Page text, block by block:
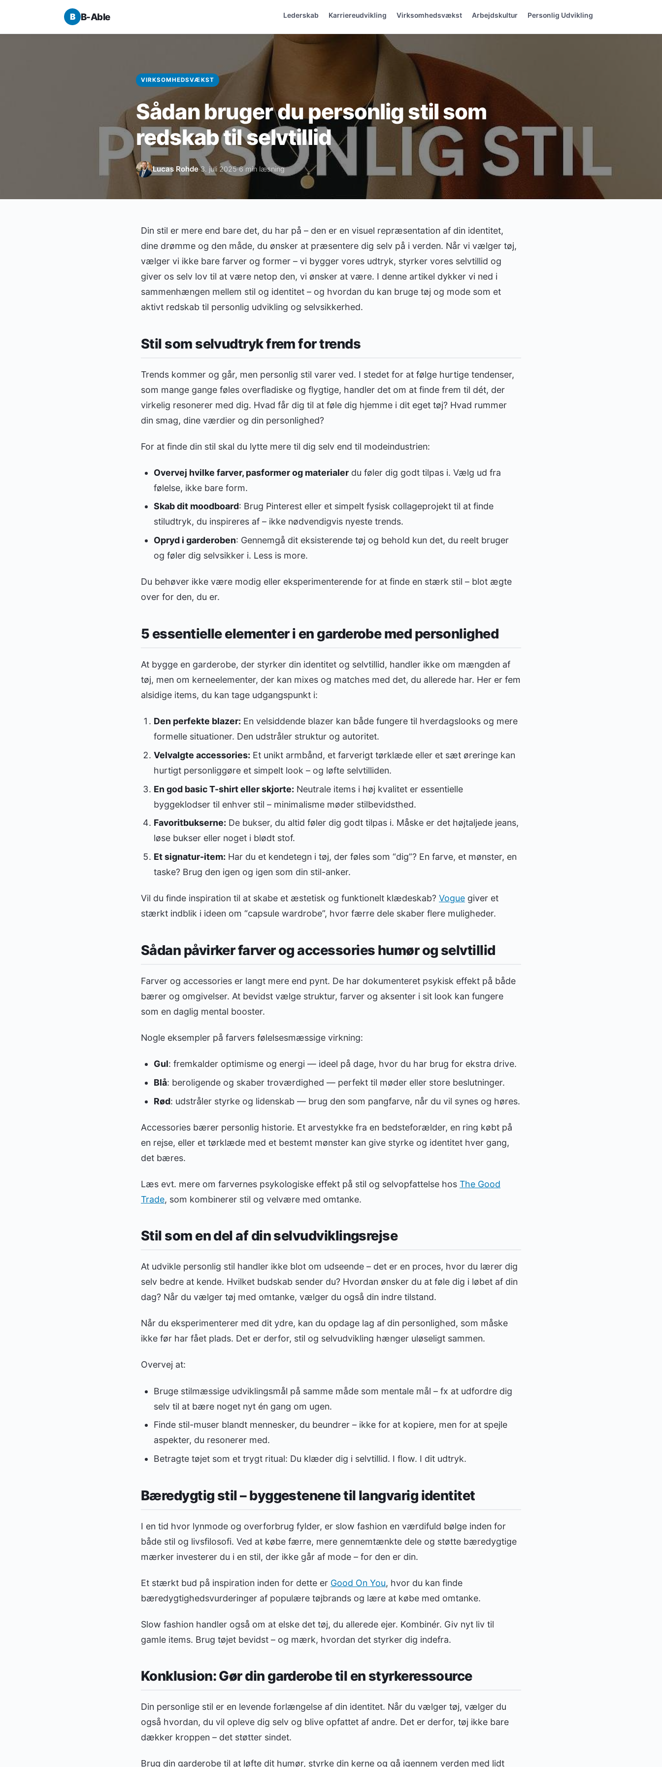
B-Able Lederskab Karriereudvikling Virksomhedsvækst Arbejdskultur Personlig Udvikling
VIRKSOMHEDSVÆKST
Sådan bruger du personlig stil som
redskab til selvtillid
Lucas Rohde·3. juli 2025·6 min læsning
Din stil er mere end bare det, du har på – den er en visuel repræsentation af din identitet,
dine drømme og den måde, du ønsker at præsentere dig selv på i verden. Når vi vælger tøj,
vælger vi ikke bare farver og former – vi bygger vores udtryk, styrker vores selvtillid og
giver os selv lov til at være netop den, vi ønsker at være. I denne artikel dykker vi ned i
sammenhængen mellem stil og identitet – og hvordan du kan bruge tøj og mode som et
aktivt redskab til personlig udvikling og selvsikkerhed.
Stil som selvudtryk frem for trends
Trends kommer og går, men personlig stil varer ved. I stedet for at følge hurtige tendenser,
som mange gange føles overfladiske og flygtige, handler det om at finde frem til dét, der
virkelig resonerer med dig. Hvad får dig til at føle dig hjemme i dit eget tøj? Hvad rummer
din smag, dine værdier og din personlighed?
For at finde din stil skal du lytte mere til dig selv end til modeindustrien:
Overvej hvilke farver, pasformer og materialerdu føler dig godt tilpas i. Vælg ud fra
følelse, ikke bare form.
Skab dit moodboard: Brug Pinterest eller et simpelt fysisk collageprojekt til at finde
stiludtryk, du inspireres af – ikke nødvendigvis nyeste trends.
Opryd i garderoben: Gennemgå dit eksisterende tøj og behold kun det, du reelt bruger
og føler dig selvsikker i. Less is more.
Du behøver ikke være modig eller eksperimenterende for at finde en stærk stil – blot ægte
over for den, du er.
5 essentielle elementer i en garderobe med personlighed
At bygge en garderobe, der styrker din identitet og selvtillid, handler ikke om mængden af
tøj, men om kerneelementer, der kan mixes og matches med det, du allerede har. Her er fem
alsidige items, du kan tage udgangspunkt i:
Den perfekte blazer: En velsiddende blazer kan både fungere til hverdagslooks og mere
formelle situationer. Den udstråler struktur og autoritet.
Velvalgte accessories: Et unikt armbånd, et farverigt tørklæde eller et sæt øreringe kan
hurtigt personliggøre et simpelt look – og løfte selvtilliden.
En god basic T-shirt eller skjorte: Neutrale items i høj kvalitet er essentielle
byggeklodser til enhver stil – minimalisme møder stilbevidsthed.
Favoritbukserne: De bukser, du altid føler dig godt tilpas i. Måske er det højtaljede jeans,
løse bukser eller noget i blødt stof.
Et signatur-item: Har du et kendetegn i tøj, der føles som “dig”? En farve, et mønster, en
taske? Brug den igen og igen som din stil-anker.
Vil du finde inspiration til at skabe et æstetisk og funktionelt klædeskab? Vogue giver et
stærkt indblik i ideen om “capsule wardrobe”, hvor færre dele skaber flere muligheder.
Sådan påvirker farver og accessories humør og selvtillid
Farver og accessories er langt mere end pynt. De har dokumenteret psykisk effekt på både
bærer og omgivelser. At bevidst vælge struktur, farver og aksenter i sit look kan fungere
som en daglig mental booster.
Nogle eksempler på farvers følelsesmæssige virkning:
Gul: fremkalder optimisme og energi — ideel på dage, hvor du har brug for ekstra drive.
Blå: beroligende og skaber troværdighed — perfekt til møder eller store beslutninger.
Rød: udstråler styrke og lidenskab — brug den som pangfarve, når du vil synes og høres.
Accessories bærer personlig historie. Et arvestykke fra en bedsteforælder, en ring købt på
en rejse, eller et tørklæde med et bestemt mønster kan give styrke og identitet hver gang,
det bæres.
Læs evt. mere om farvernes psykologiske effekt på stil og selvopfattelse hos The Good
Trade, som kombinerer stil og velvære med omtanke.
Stil som en del af din selvudviklingsrejse
At udvikle personlig stil handler ikke blot om udseende – det er en proces, hvor du lærer dig
selv bedre at kende. Hvilket budskab sender du? Hvordan ønsker du at føle dig i løbet af din
dag? Når du vælger tøj med omtanke, vælger du også din indre tilstand.
Når du eksperimenterer med dit ydre, kan du opdage lag af din personlighed, som måske
ikke før har fået plads. Det er derfor, stil og selvudvikling hænger uløseligt sammen.
Overvej at:
Bruge stilmæssige udviklingsmål på samme måde som mentale mål – fx at udfordre dig
selv til at bære noget nyt én gang om ugen.
Finde stil-muser blandt mennesker, du beundrer – ikke for at kopiere, men for at spejle
aspekter, du resonerer med.
Betragte tøjet som et trygt ritual: Du klæder dig i selvtillid. I flow. I dit udtryk.
Bæredygtig stil – byggestenene til langvarig identitet
I en tid hvor lynmode og overforbrug fylder, er slow fashion en værdifuld bølge inden for
både stil og livsfilosofi. Ved at købe færre, mere gennemtænkte dele og støtte bæredygtige
mærker investerer du i en stil, der ikke går af mode – for den er din.
Et stærkt bud på inspiration inden for dette er Good On You, hvor du kan finde
bæredygtighedsvurderinger af populære tøjbrands og lære at købe med omtanke.
Slow fashion handler også om at elske det tøj, du allerede ejer. Kombinér. Giv nyt liv til
gamle items. Brug tøjet bevidst – og mærk, hvordan det styrker dig indefra.
Konklusion: Gør din garderobe til en styrkeressource
Din personlige stil er en levende forlængelse af din identitet. Når du vælger tøj, vælger du
også hvordan, du vil opleve dig selv og blive opfattet af andre. Det er derfor, tøj ikke bare
dækker kroppen – det støtter sindet.
Brug din garderobe til at løfte dit humør, styrke din kerne og gå igennem verden med lidt